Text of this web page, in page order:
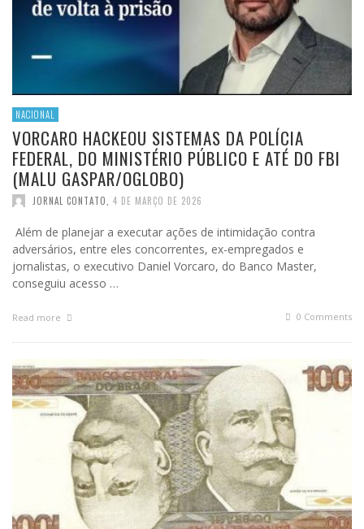
NACIONAL
VORCARO HACKEOU SISTEMAS DA POLÍCIA
FEDERAL, DO MINISTÉRIO PÚBLICO E ATÉ DO FBI
(MALU GASPAR/OGLOBO)
JORNAL CONTATO, 4 DE MARÇO DE 2026
Além de planejar a executar ações de intimidação contra
adversários, entre eles concorrentes, ex-empregados e
jornalistas, o executivo Daniel Vorcaro, do Banco Master,
conseguiu acesso …
Read more 0 Comments